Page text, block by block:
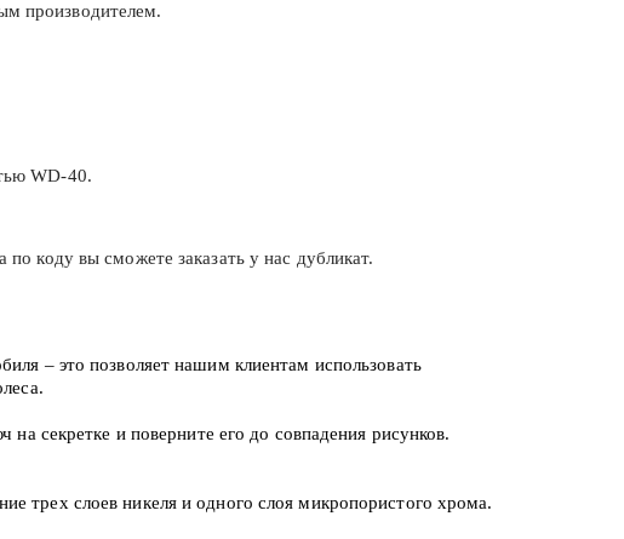
производителем.
WD-40.
коду вы сможете заказать у нас дубликат.
– это позволяет нашим клиентам использовать
секретке и поверните его до совпадения рисунков.
трех слоев никеля и одного слоя микропористого хрома.